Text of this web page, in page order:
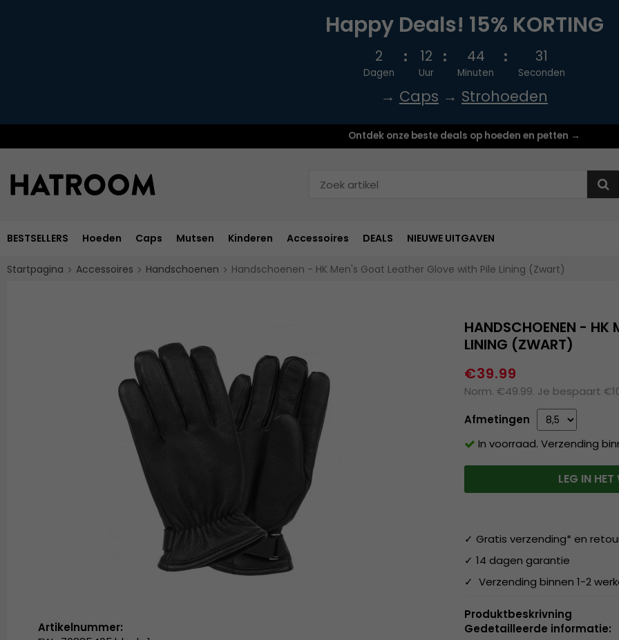
Happy Deals! 15% KORTING
2
Dagen
12
Uur
44
Minuten
30
Seconden
→ Caps → Strohoeden
Ontdek onze beste deals op hoeden en petten →
BESTSELLERS Hoeden Caps Mutsen Kinderen Accessoires DEALS NIEUWE UITGAVEN
Startpagina Accessoires Handschoenen Handschoenen - HK Men's Goat Leather Glove with Pile Lining (Zwart)
HANDSCHOENEN - HK
LINING (ZWART)
€39.99
Norm. €49.99. Je bespaart
Afmetingen
In voorraad. Verzending
LEG IN
✓ Gratis verzending* en
✓ 14 dagen garantie
✓ Verzending binnen 1-2
Produktbeskrivning
Gedetailleerde informatie:
Artikelnummer: